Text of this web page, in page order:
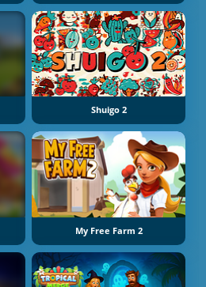
Shuigo 2
My Free Farm 2